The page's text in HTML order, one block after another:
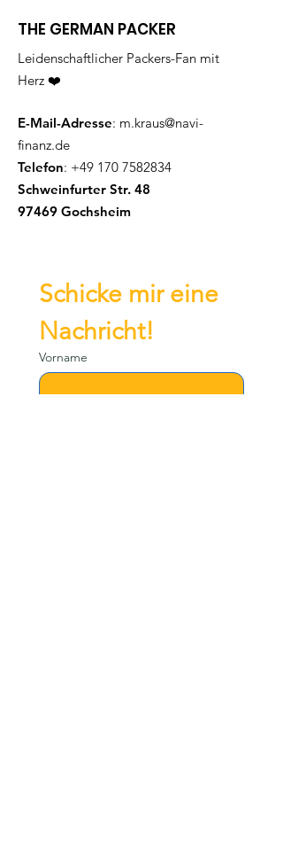
THE GERMAN PACKER
Leidenschaftlicher Packers-Fan mit
Herz ❤️
E-Mail-Adresse: m.kraus@navi-
finanz.de
Telefon: +49 170 7582834
Schweinfurter Str. 48
97469 Gochsheim
Schicke mir eine
Nachricht!
Vorname